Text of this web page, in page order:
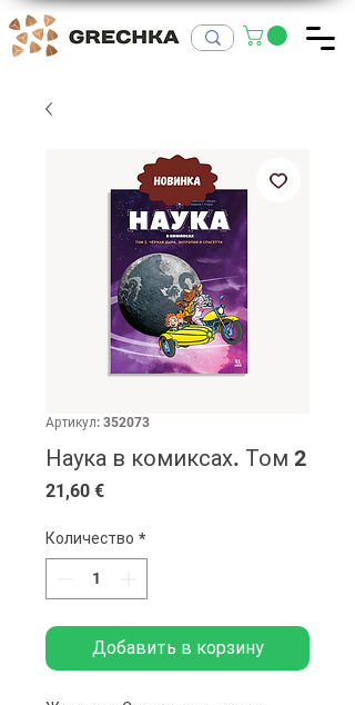
Артикул: 352073
Наука в комиксах. Том 2
21,60 €Цена
Количество *
Добавить в корзину